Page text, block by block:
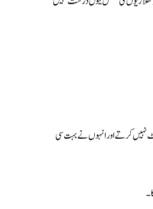
نہیں کرتے اور انہوں نے بہت سی